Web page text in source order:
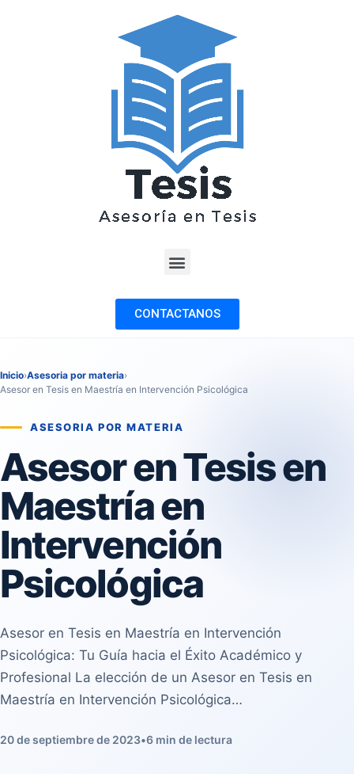
CONTACTANOS
Inicio›Asesoria por materia›
Asesor en Tesis en Maestría en Intervención Psicológica
ASESORIA POR MATERIA
Asesor en Tesis en
Maestría en
Intervención
Psicológica
Asesor en Tesis en Maestría en Intervención
Psicológica: Tu Guía hacia el Éxito Académico y
Profesional La elección de un Asesor en Tesis en
Maestría en Intervención Psicológica…
20 de septiembre de 2023•6 min de lectura